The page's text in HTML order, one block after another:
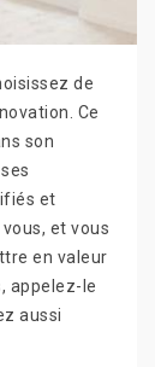
de
Ce
son
et
et vous
en valeur
appelez-le
aussi